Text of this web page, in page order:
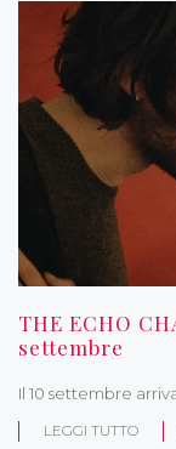
THE ECHO
settembre
Il 10 settembre
LEGGI TUTTO